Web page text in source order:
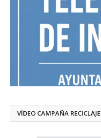
VÍDEO CAMPAÑA RECICLAJE